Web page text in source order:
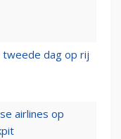
dag op rij
airlines op